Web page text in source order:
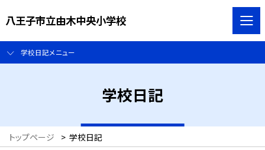
八王子市立由木中央小学校
学校日記メニュー
学校日記
トップページ > 学校日記